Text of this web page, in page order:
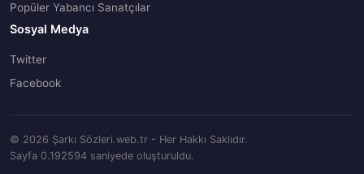
Popüler Yabancı Sanatçılar
Sosyal Medya
Twitter
Facebook
© 2026 Şarkı Sözleri.web.tr - Her Hakkı Saklıdır.
Sayfa 0.192594 saniyede oluşturuldu.